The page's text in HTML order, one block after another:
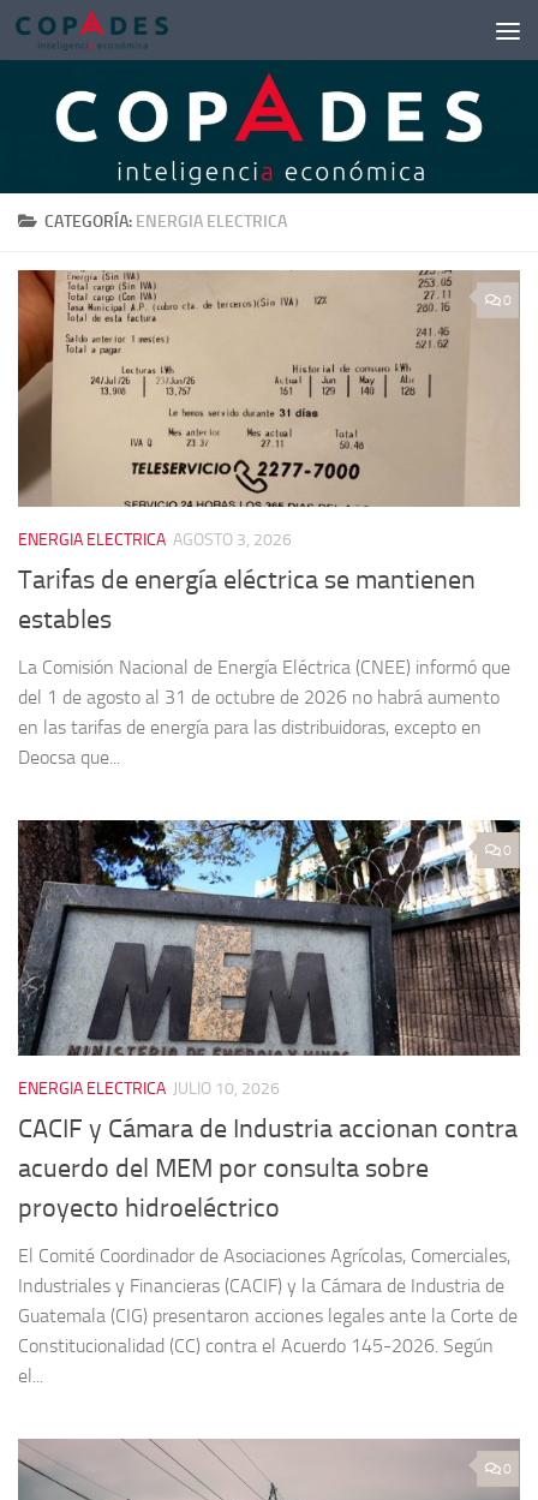
Saltar al contenido
CATEGORÍA: ENERGIA ELECTRICA
0
ENERGIA ELECTRICA AGOSTO 3, 2026
Tarifas de energía eléctrica se mantienen
estables
La Comisión Nacional de Energía Eléctrica (CNEE) informó que
del 1 de agosto al 31 de octubre de 2026 no habrá aumento
en las tarifas de energía para las distribuidoras, excepto en
Deocsa que...
0
ENERGIA ELECTRICA JULIO 10, 2026
CACIF y Cámara de Industria accionan contra
acuerdo del MEM por consulta sobre
proyecto hidroeléctrico
El Comité Coordinador de Asociaciones Agrícolas, Comerciales,
Industriales y Financieras (CACIF) y la Cámara de Industria de
Guatemala (CIG) presentaron acciones legales ante la Corte de
Constitucionalidad (CC) contra el Acuerdo 145-2026. Según
el...
0